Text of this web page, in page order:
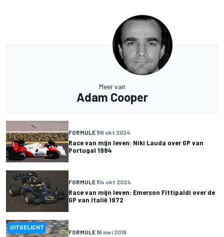
Meer van
Adam Cooper
FORMULE 116 okt 2024
Race van mijn leven: Niki Lauda over GP van
Portugal 1984
FORMULE 114 okt 2024
Race van mijn leven: Emerson Fittipaldi over de
GP van Italië 1972
UITGELICHT
FORMULE 16 mei 2018